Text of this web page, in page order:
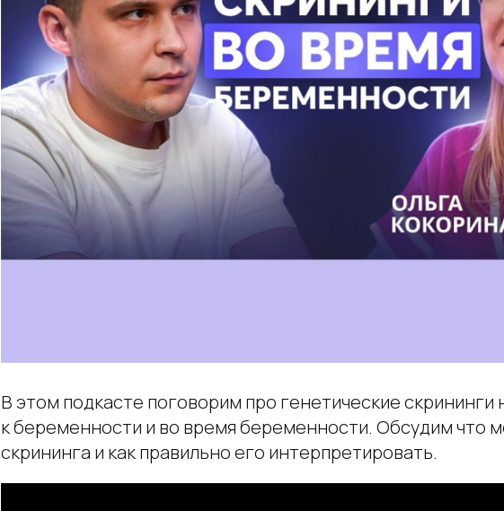
В этом подкасте поговорим про генетические скрининги
к беременности и во время беременности. Обсудим что
скрининга и как правильно его интерпретировать.